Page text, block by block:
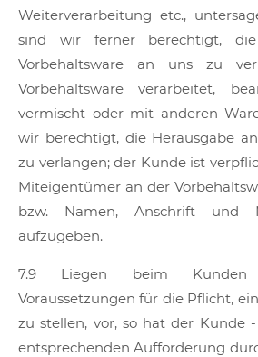
Weiterverarbeitung etc.,
sind wir ferner berechtigt,
Vorbehaltsware an uns zu
Vorbehaltsware verarbeitet,
vermischt oder mit anderen
wir berechtigt, die Herausgabe
zu verlangen; der Kunde ist
Miteigentümer an der
bzw. Namen, Anschrift und
aufzugeben.
7.9 Liegen beim Kunden
Voraussetzungen für die Pflicht,
zu stellen, vor, so hat der Kunde
entsprechenden Aufforderung